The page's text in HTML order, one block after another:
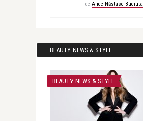
de Alice Năstase Buciuta
BEAUTY NEWS & STYLE
BEAUTY NEWS & STYLE